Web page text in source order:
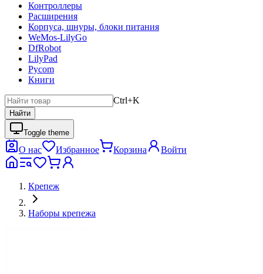
Контроллеры
Расширения
Корпуса, шнуры, блоки питания
WeMos-LilyGo
DfRobot
LilyPad
Pycom
Книги
Ctrl+K
Найти
Toggle theme
О нас Избранное Корзина Войти
Крепеж
Наборы крепежа